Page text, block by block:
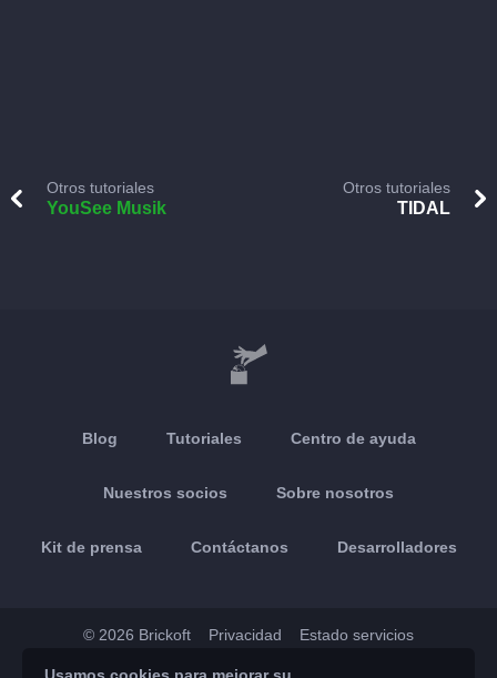
Otros tutoriales
YouSee Musik
Otros tutoriales
TIDAL
Blog Tutoriales Centro de ayuda
Nuestros socios Sobre nosotros
Kit de prensa Contáctanos Desarrolladores
© 2026 Brickoft Privacidad Estado servicios